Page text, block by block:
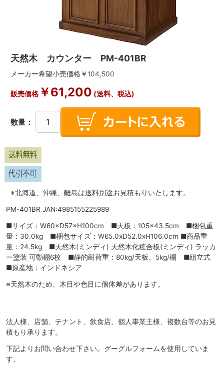
天然木 カウンター PM-401BR
メーカー希望小売価格￥104,500
販売価格￥61,200 (送料、税込)
数量：
※北海道、沖縄、離島は送料別途お見積もりいたします。
PM-401BR JAN:4985155225989
■サイズ：W60×D57×H100cm ■天板：105×43.5cm ■梱包重
量：30.0kg ■梱包サイズ：W65.0xD52.0xH106.0cm ■商品重
量：24.5kg ■天然木(ミンディ) 天然木化粧合板(ミンディ) ラッカ
ー塗装 可動棚6枚 ■静的耐荷重：80kg/天板、5kg/棚 ■組立式
■原産地：インドネシア
※天然木のため、木目や色目に個体差があります。
法人様、店舗、テナント、飲食店、個人事業主様、複数台等のお見
積もり承ります。
下記よりお問い合わせ下さい。グーグルフォームを使用していま
す。